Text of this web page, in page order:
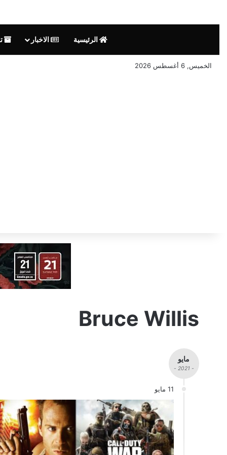
الرئيسية الاخبار
الخميس, 6 أغسطس 2026
Bruce Willis
مايو
- 2021 -
11 مايو